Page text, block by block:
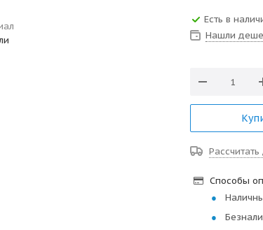
Есть в
Нашли
Рассчитать
Способы